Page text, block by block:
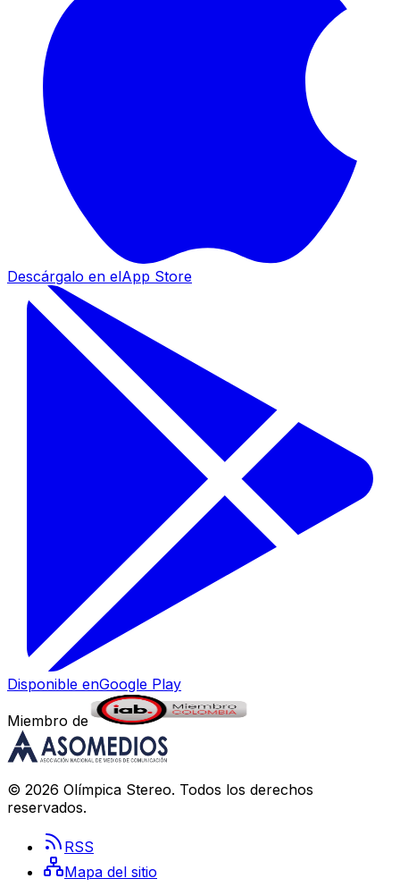
Descárgalo en elApp Store
Disponible enGoogle Play
Miembro de
© 2026 Olímpica Stereo. Todos los derechos
reservados.
RSS
Mapa del sitio